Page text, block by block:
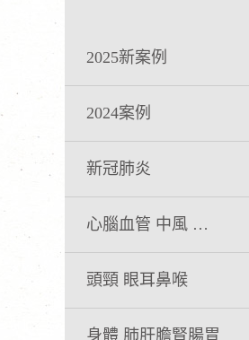
2025新案例
2024案例
新冠肺炎
心腦血管 中風 急救
頭頸 眼耳鼻喉
身體 肺肝膽腎腸胃